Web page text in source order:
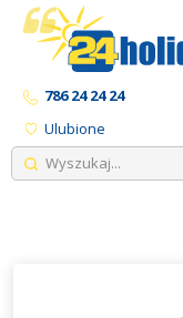
786 24 24 24
Ulubione